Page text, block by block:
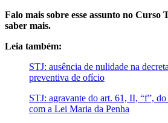
Falo mais sobre esse assunto no Curso
saber mais.
Leia também:
STJ: ausência de nulidade na
preventiva de ofício
STJ: agravante do art. 61, II, “f”,
com a Lei Maria da Penha